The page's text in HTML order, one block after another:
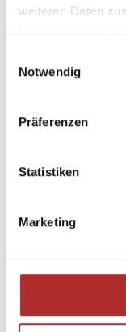
weiteren Daten
Notwendig
Präferenzen
Statistiken
Marketing